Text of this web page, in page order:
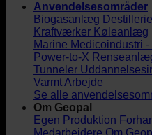
Anvendelsesområder
Biogasanlæg
Kraftværker Køleanlæg
Marine Medicoindustri
Power-to-X
Tunneler
Varmt Arbejde
Se alle
Om Geopal
Egen Produktion
Medarbejdere Om